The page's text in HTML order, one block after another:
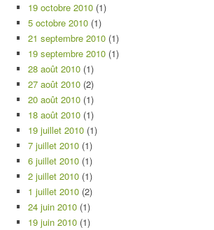
19 octobre 2010 (1)
5 octobre 2010 (1)
21 septembre 2010 (1)
19 septembre 2010 (1)
28 août 2010 (1)
27 août 2010 (2)
20 août 2010 (1)
18 août 2010 (1)
19 juillet 2010 (1)
7 juillet 2010 (1)
6 juillet 2010 (1)
2 juillet 2010 (1)
1 juillet 2010 (2)
24 juin 2010 (1)
19 juin 2010 (1)